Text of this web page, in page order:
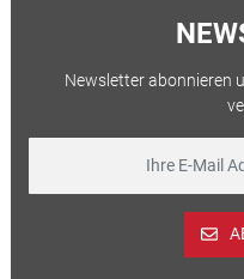
Newsletter abonnieren